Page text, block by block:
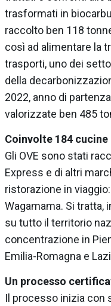
trasformati in
raccolto ben 118
così ad alimentare la
trasporti, uno dei
della
2022, anno di
valorizzate ben 485
Coinvolte 184 cucine
Gli OVE sono stati
Express e di altri
ristorazione in
Wagamama. Si tratta,
su tutto il territorio
concentrazione in
Emilia-Romagna e
Un processo
Il processo inizia con